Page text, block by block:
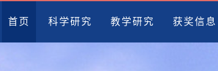
首页 科学研究 教学研究 获奖信息